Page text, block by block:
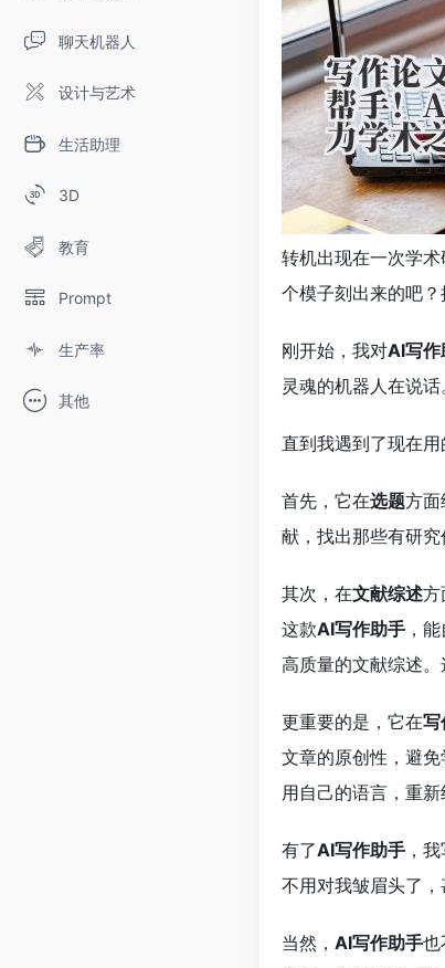
聊天机器人
设计与艺术
生活助理
3D
教育
Prompt
生产率
其他
转机出现在一次学
个模子刻出来的吧
刚开始，我对AI写作
灵魂的机器人在说
直到我遇到了现在用
首先，它在选题方面
献，找出那些有研
其次，在文献综述方
这款AI写作助手 ，
高质量的文献综述
更重要的是，它在写
文章的原创性，避
用自己的语言，重新
有了AI写作助手 ，
不用对我皱眉头了
当然， AI写作助手也